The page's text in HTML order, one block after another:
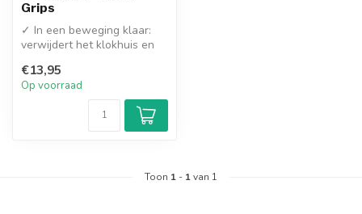
Grips
✓ In een beweging klaar:
verwijdert het klokhuis en
€13,95
Op voorraad
Toon 1 - 1van 1